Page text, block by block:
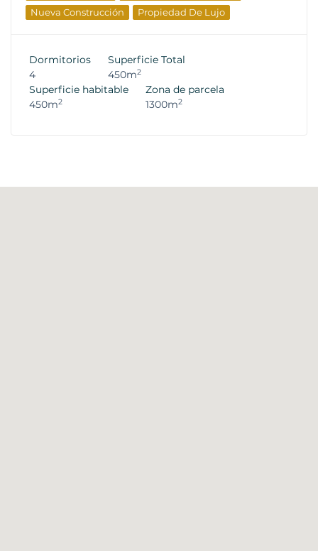
Nueva Construcción
Propiedad De Lujo
Dormitorios
4
Superficie Total
450m2
Superficie habitable
450m2
Zona de parcela
1300m2